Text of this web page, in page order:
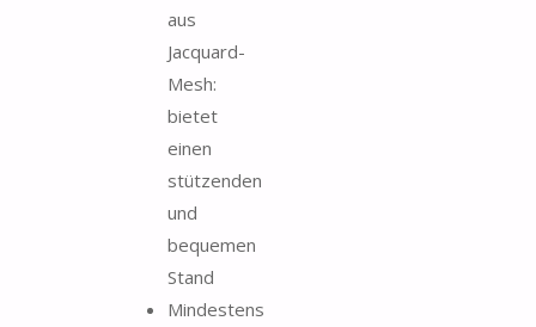
aus
Jacquard-
Mesh:
bietet
einen
stützenden
und
bequemen
Stand
Mindestens